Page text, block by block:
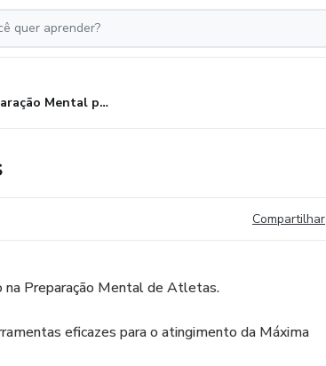
Preparação Mental para Atletas
Compartilhar
Preparação Mental de Atletas.
eficazes para o atingimento da Máxima